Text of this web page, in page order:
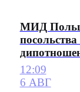
МИД
12:09
6 АВГ